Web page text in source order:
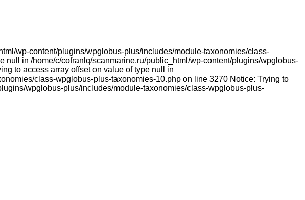
wp-content/plugins/wpglobus-plus/includes/module-taxonomies/class-
in /home/c/cofranlq/scanmarine.ru/public_html/wp-content/plugins/wpglobus-
to access array offset on value of type null in
class-wpglobus-plus-taxonomies-10.php on line 3270 Notice: Trying to
wpglobus-plus/includes/module-taxonomies/class-wpglobus-plus-